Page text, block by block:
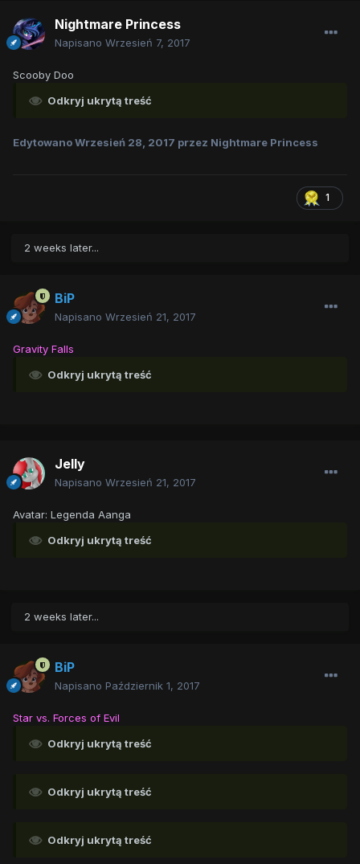
Nightmare Princess
Napisano Wrzesień 7, 2017
Scooby Doo
Odkryj ukrytą treść
EdytowanoWrzesień 28, 2017 przez Nightmare Princess
1
2 weeks later...
BiP
Napisano Wrzesień 21, 2017
Gravity Falls
Odkryj ukrytą treść
Jelly
Napisano Wrzesień 21, 2017
Avatar: Legenda Aanga
Odkryj ukrytą treść
2 weeks later...
BiP
Napisano Październik 1, 2017
Star vs. Forces of Evil
Odkryj ukrytą treść
Odkryj ukrytą treść
Odkryj ukrytą treść